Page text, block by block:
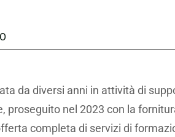
da diversi anni in attività di
proseguito nel 2023 con la
completa di servizi di